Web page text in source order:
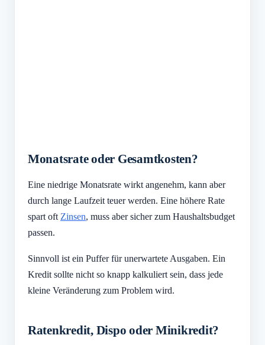
Monatsrate oder Gesamtkosten?
Eine niedrige Monatsrate wirkt angenehm, kann aber
durch lange Laufzeit teuer werden. Eine höhere Rate
spart oft Zinsen, muss aber sicher zum Haushaltsbudget
passen.
Sinnvoll ist ein Puffer für unerwartete Ausgaben. Ein
Kredit sollte nicht so knapp kalkuliert sein, dass jede
kleine Veränderung zum Problem wird.
Ratenkredit, Dispo oder Minikredit?